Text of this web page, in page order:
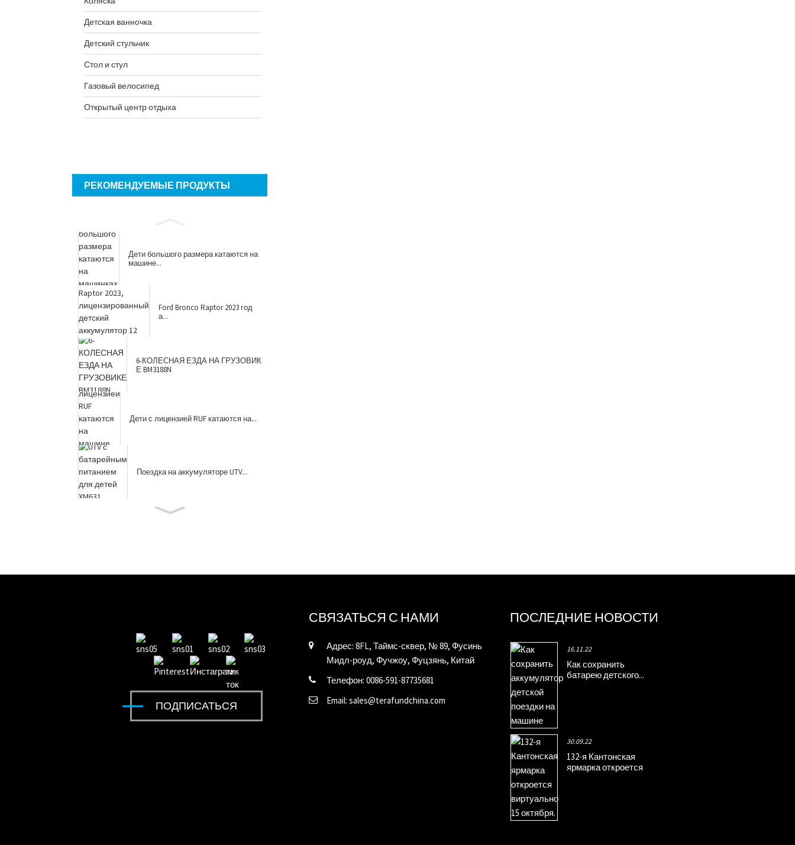
Детская ванночка
Детский стульчик
Стол и стул
Газовый велосипед
Открытый центр отдыха
РЕКОМЕНДУЕМЫЕ ПРОДУКТЫ
Дети большого размера катаются на
машине...
Ford Bronco Raptor 2023 год
а...
6-КОЛЕСНАЯ ЕЗДА НА ГРУЗОВИК
Е BM3188N
Дети с лицензией RUF катаются на...
Поездка на аккумуляторе UTV...
дети катаются на джипе YJ2588B
дети катаются на джипе YJ2588A
Дети с лицензией RAM катаются на...
ПОДПИСАТЬСЯ
СВЯЗАТЬСЯ С НАМИ
Адрес: 8FL, Таймс-сквер, № 89, Фусинь
Мидл-роуд, Фучжоу, Фуцзянь, Китай
Телефон: 0086-591-87735681
Email: sales@terafundchina.com
ПОСЛЕДНИЕ НОВОСТИ
16.11.22
Как сохранить
батарею детского...
30.09.22
132-я Кантонская
ярмарка откроется